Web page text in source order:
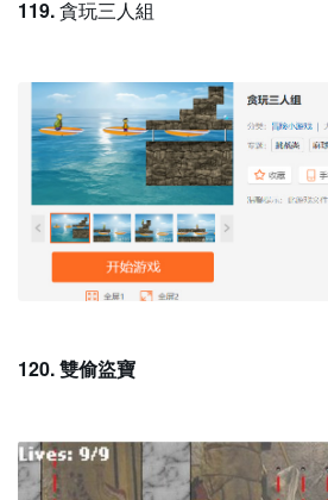
119.貪玩三人組
120. 雙偷盜寶